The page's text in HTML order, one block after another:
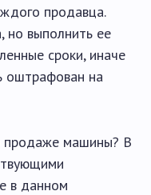
продавца.
но выполнить ее
сроки, иначе
оштрафован на
продаже машины? В
в данном